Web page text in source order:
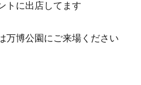
トに出店してます
万博公園にご来場ください